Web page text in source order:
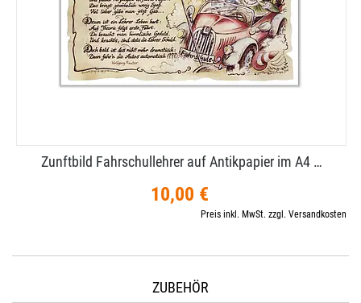
Zunftbild Fahrschullehrer auf Antikpapier im A4 …
10,00 €
Preis inkl. MwSt. zzgl. Versandkosten
ZUBEHÖR